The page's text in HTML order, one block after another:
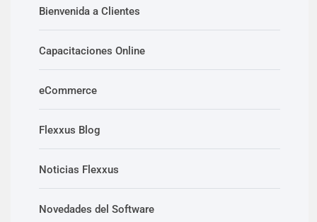
Bienvenida a Clientes
Capacitaciones Online
eCommerce
Flexxus Blog
Noticias Flexxus
Novedades del Software